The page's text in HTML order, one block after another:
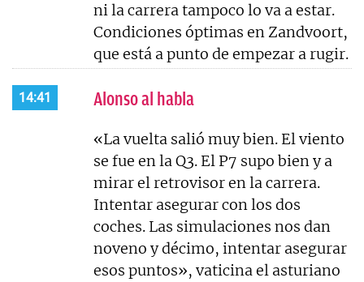
ni la carrera tampoco lo va a estar.
Condiciones óptimas en Zandvoort,
que está a punto de empezar a rugir.
14:41 Alonso al habla
«La vuelta salió muy bien. El viento
se fue en la Q3. El P7 supo bien y a
mirar el retrovisor en la carrera.
Intentar asegurar con los dos
coches. Las simulaciones nos dan
noveno y décimo, intentar asegurar
esos puntos», vaticina el asturiano